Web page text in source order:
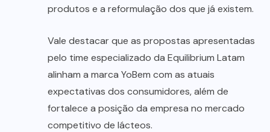
produtos e a reformulação dos que já existem.
Vale destacar que as propostas apresentadas
pelo time especializado da Equilibrium Latam
alinham a marca YoBem com as atuais
expectativas dos consumidores, além de
fortalece a posição da empresa no mercado
competitivo de lácteos.